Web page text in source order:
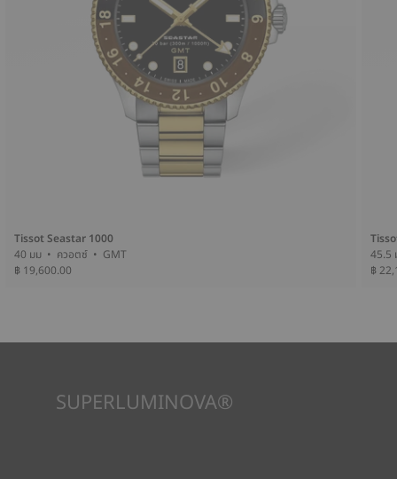
Tissot Seastar 1000
40 มม • ควอตซ์ • GMT
฿ 19,600.00
฿
SUPERLUMINOVA®